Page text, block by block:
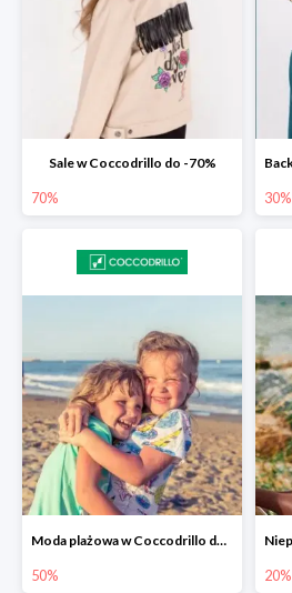
Sale w Coccodrillo do -70%
70% 30%
Moda plażowa w Coccodrillo do -50%
50% 20%